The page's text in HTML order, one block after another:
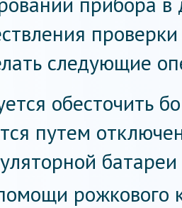
следующие
обесточить
путем